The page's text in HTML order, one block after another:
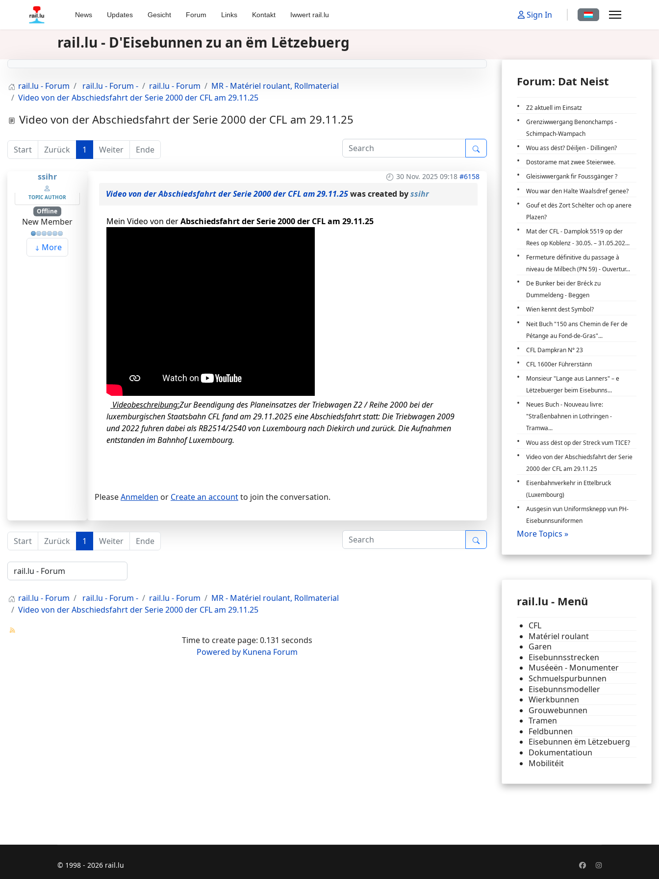
News Updates Gesicht Forum Links Kontakt Iwwert rail.lu Sign In Sprache auswählen
rail.lu - D'Eisebunnen zu an ëm Lëtzebuerg
rail.lu - Forum rail.lu - Forum - rail.lu - Forum
MR - Matériel roulant, Rollmaterial
Video von der Abschiedsfahrt der Serie 2000 der CFL am 29.11.25
Video von der Abschiedsfahrt der Serie 2000 der CFL am 29.11.25
Start Zurück 1 Weiter Ende
ssihr
TOPIC AUTHOR
Offline
New Member
More
30 Nov. 2025 09:18 #6158
Video von der Abschiedsfahrt der Serie 2000 der CFL am 29.11.25was created byssihr
Mein Video von derAbschiedsfahrt der Serie 2000 der CFL am 29.11.25
Videobeschreibung:Zur Beendigung des Planeinsatzes der Triebwagen Z2 / Reihe 2000 bei der
luxemburgischen Staatsbahn CFL fand am 29.11.2025 eine Abschiedsfahrt statt:Die Triebwagen 2009
und 2022 fuhren dabei als RB2514/2540 von Luxembourg nach Diekirch und zurück. Die Aufnahmen
entstanden im Bahnhof Luxembourg.
PleaseAnmelden or Create an accountto join the conversation.
Start Zurück 1 Weiter Ende
rail.lu - Forum rail.lu - Forum - rail.lu - Forum
MR - Matériel roulant, Rollmaterial
Video von der Abschiedsfahrt der Serie 2000 der CFL am 29.11.25
Time to create page: 0.131 seconds
Powered by Kunena Forum
Forum: Dat Neist
Z2 aktuell im Einsatz
Grenziwwergang Benonchamps -
Schimpach-Wampach
Wou ass dëst? Déiljen - Dillingen?
Dostorame mat zwee Steierwee.
Gleisiwwergank fir Foussgänger ?
Wou war den Halte Waalsdref genee?
Gouf et dës Zort Schëlter och op anere
Plazen?
Mat der CFL - Damplok 5519 op der
Rees op Koblenz - 30.05. – 31.05.202...
Fermeture définitive du passage à
niveau de Milbech (PN 59) - Ouvertur...
De Bunker bei der Bréck zu
Dummeldeng - Beggen
Wien kennt dest Symbol?
Neit Buch "150 ans Chemin de Fer de
Pétange au Fond-de-Gras"...
CFL Dampkran N° 23
CFL 1600er Führerstänn
Monsieur "Lange aus Lanners" – e
Lëtzebuerger beim Eisebunns...
Neues Buch - Nouveau livre:
"Straßenbahnen in Lothringen -
Tramwa...
Wou ass dëst op der Streck vum TICE?
Video von der Abschiedsfahrt der Serie
2000 der CFL am 29.11.25
Eisenbahnverkehr in Ettelbruck
(Luxembourg)
Ausgesin vun Uniformsknepp vun PH-
Eisebunnsuniformen
More Topics »
rail.lu - Menü
CFL
Matériel roulant
Garen
Eisebunnsstrecken
Muséeën - Monumenter
Schmuelspurbunnen
Eisebunnsmodeller
Wierkbunnen
Grouwebunnen
Tramen
Feldbunnen
Eisebunnen ëm Lëtzebuerg
Dokumentatioun
Mobilitéit
© 1998 - 2026 rail.lu